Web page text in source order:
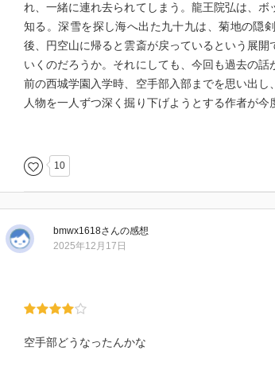
れ、一緒に連れ去られてしまう。龍王院弘は、
知る。深雪を探し海へ出た九十九は、菊地の隠
後、円空山に帰ると雲斎が戻っているという展
いくのだろうか。それにしても、今回も過去の
前の西城学園入学時、空手部入部までを思い出
人物を一人ずつ深く掘り下げようとする作者が
10
bmwx1618さんの感想
2025年12月17日
空手部どうなったんかな